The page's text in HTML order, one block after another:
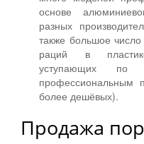
основе
разных
также большое
раций в
уступающих по
профессиональным
более дешёвых).
Продажа